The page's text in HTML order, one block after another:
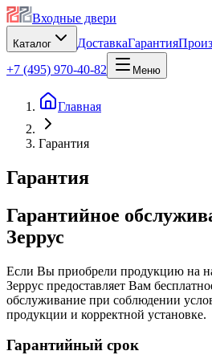
Входные двери
Каталог ДоставкаГарантия
+7 (495) 970-40-82
Меню
Главная
Гарантия
Гарантия
Гарантийное
Зеррус
Если Вы приобрели продукцию на
Зеррус предоставляет Вам
обслуживание при соблюдении
продукции и корректной установке.
Гарантийный срок